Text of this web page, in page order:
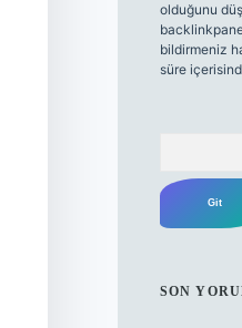
olduğunu
bildirmeniz
süre
SON